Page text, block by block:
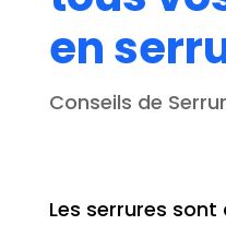
en
Conseils de
Les serrures